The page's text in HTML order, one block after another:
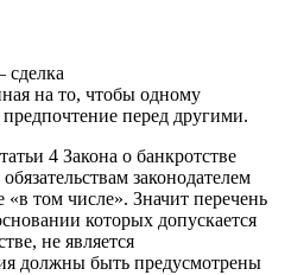
сделка
на то, чтобы одному
перед другими.
4 Закона о банкротстве
законодателем
«в том числе». Значит перечень
которых допускается
не является
должны быть предусмотрены